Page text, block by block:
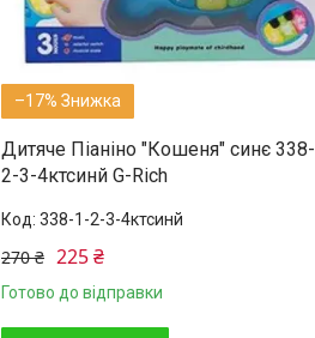
–17%
Дитяче Піаніно "Кошеня" синє
2-3-4ктсинй G-Rich
338-1-2-3-4ктсинй
270 ₴ 225 ₴
Готово до відправки